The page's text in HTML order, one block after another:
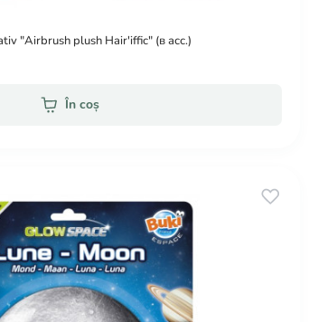
"Airbrush plush Hair'iffic" (в асс.)
În coș